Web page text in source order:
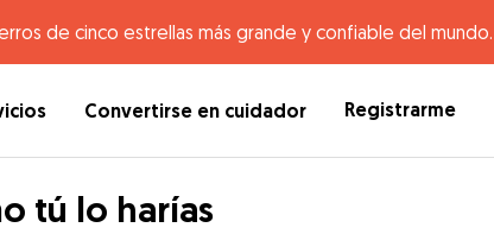
de cinco estrellas más grande y confiable del mundo.
Convertirse en cuidador Registrarme
tú lo harías